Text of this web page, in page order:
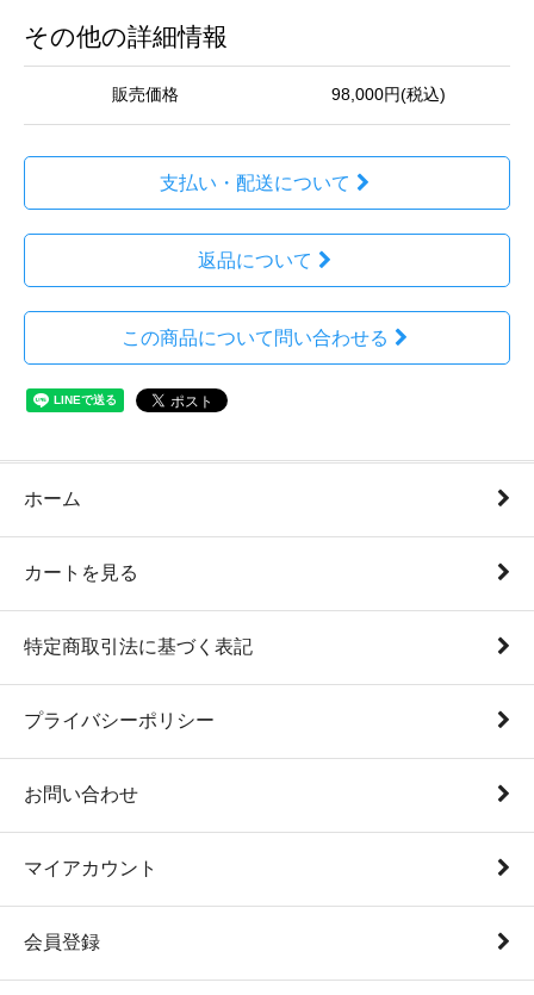
その他の詳細情報
販売価格 98,000円(税込)
支払い・配送について
返品について
この商品について問い合わせる
ホーム
カートを見る
特定商取引法に基づく表記
プライバシーポリシー
お問い合わせ
マイアカウント
会員登録